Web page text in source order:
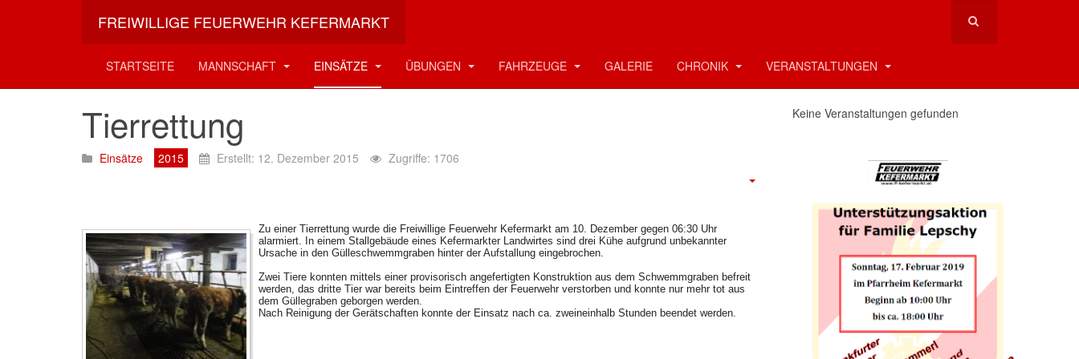
FREIWILLIGE FEUERWEHR KEFERMARKT
STARTSEITE MANNSCHAFT EINSÄTZE ÜBUNGEN FAHRZEUGE GALERIE CHRONIK VERANSTALTUNGEN
Aktuelle Seite: Startseite Einsätze Tierrettung
Tierrettung
Einsätze 2015 Erstellt: 12. Dezember 2015 Zugriffe: 1706
Zu einer Tierrettung wurde die Freiwillige Feuerwehr Kefermarkt am 10. Dezember gegen 06:30 Uhr
alarmiert. In einem Stallgebäude eines Kefermarkter Landwirtes sind drei Kühe aufgrund unbekannter
Ursache in den Gülleschwemmgraben hinter der Aufstallung eingebrochen.
Zwei Tiere konnten mittels einer provisorisch angefertigten Konstruktion aus dem Schwemmgraben befreit
werden, das dritte Tier war bereits beim Eintreffen der Feuerwehr verstorben und konnte nur mehr tot aus
dem Güllegraben geborgen werden.
Nach Reinigung der Gerätschaften konnte der Einsatz nach ca. zweineinhalb Stunden beendet werden.
Keine Veranstaltungen gefunden